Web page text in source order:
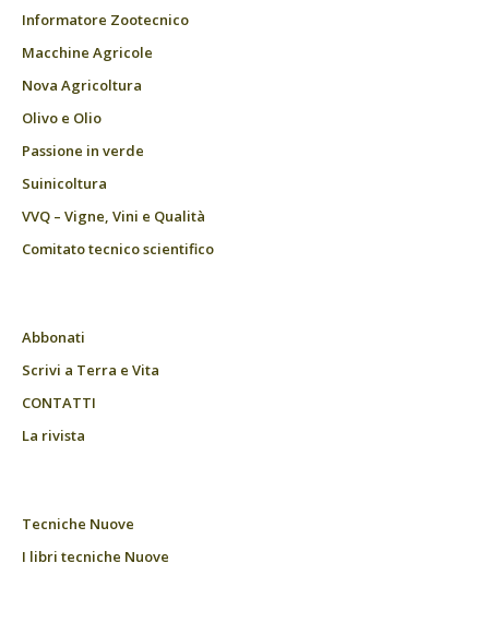
Informatore Zootecnico
Macchine Agricole
Nova Agricoltura
Olivo e Olio
Passione in verde
Suinicoltura
VVQ – Vigne, Vini e Qualità
Comitato tecnico scientifico
Abbonati
Scrivi a Terra e Vita
CONTATTI
La rivista
Tecniche Nuove
I libri tecniche Nuove